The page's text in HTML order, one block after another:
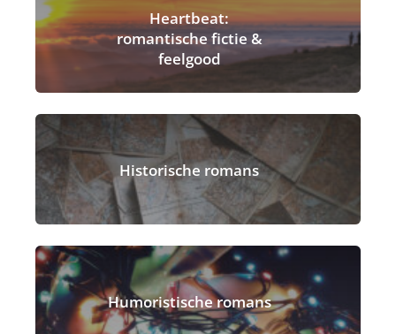
Heartbeat:
romantische fictie &
feelgood
Historische romans
Humoristische romans